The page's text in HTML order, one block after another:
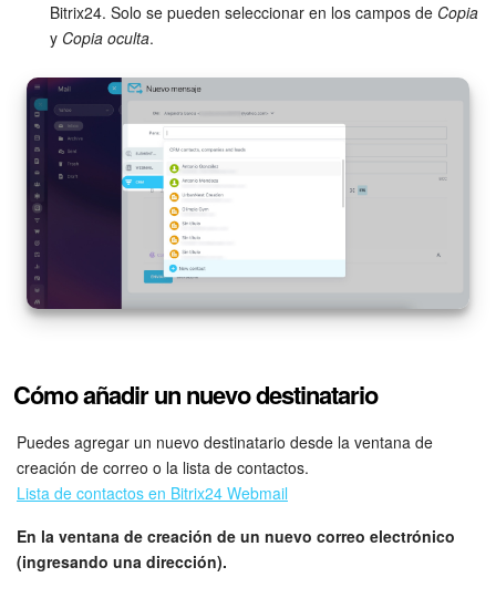
Sales center
CRM Analytics
BI Builder
Bitrix24 Market
Sitios web
Tienda Online
Empleados
Base de conocimientos
Bitrix24. Solo se pueden seleccionar en los campos de Copia
y Copia oculta.
Cómo añadir un nuevo destinatario
Puedes agregar un nuevo destinatario desde la ventana de
creación de correo o la lista de contactos.
Lista de contactos en Bitrix24 Webmail
En la ventana de creación de un nuevo correo electrónico
(ingresando una dirección).